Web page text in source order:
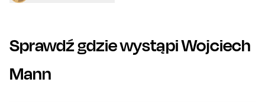
Sprawdź gdzie wystąpiWojciech
Mann